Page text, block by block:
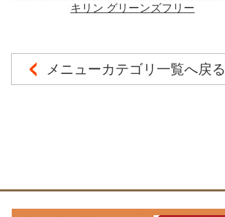
キリン グリーンズフリー
メニューカテゴリ一覧へ戻る